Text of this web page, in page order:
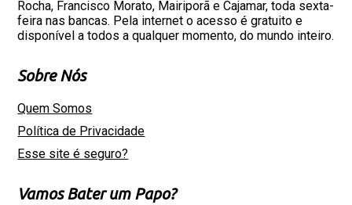
Rocha, Francisco Morato, Mairiporã e Cajamar, toda sexta-
feira nas bancas. Pela internet o acesso é gratuito e
disponível a todos a qualquer momento, do mundo inteiro.
Sobre Nós
Quem Somos
Política de Privacidade
Esse site é seguro?
Vamos Bater um Papo?